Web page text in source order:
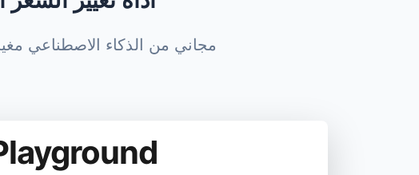
مجاني من الذكاء الاصطناعي مغير تصفيفة الشعر